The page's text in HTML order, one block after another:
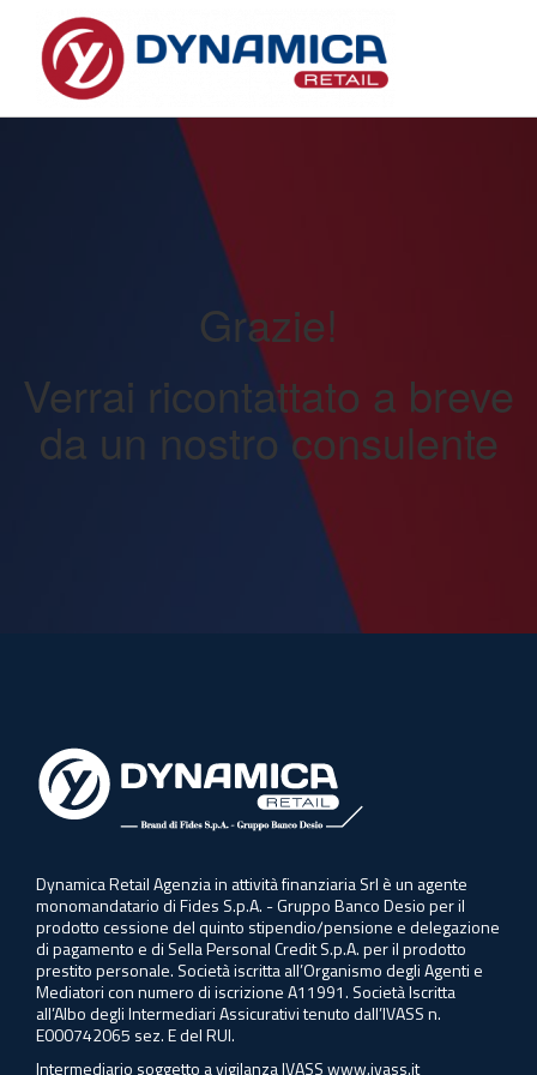
Grazie!
Verrai ricontattato a breve
da un nostro consulente
Dynamica Retail Agenzia in attività finanziaria Srl è un agente
monomandatario di Fides S.p.A. - Gruppo Banco Desio per il
prodotto cessione del quinto stipendio/pensione e delegazione
di pagamento e di Sella Personal Credit S.p.A. per il prodotto
prestito personale. Società iscritta all’Organismo degli Agenti e
Mediatori con numero di iscrizione A11991. Società Iscritta
all’Albo degli Intermediari Assicurativi tenuto dall’IVASS n.
E000742065 sez. E del RUI.
Intermediario soggetto a vigilanza IVASSwww.ivass.it